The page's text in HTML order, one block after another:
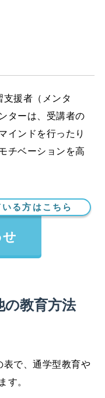
援者（メンタ
ターは、受講者の
インドを行ったり
チベーションを高
る方はこちら
の教育方法
表で、通学型教育や
す。